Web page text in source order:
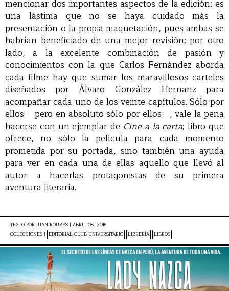
mencionar dos importantes aspectos de la edición: es
una lástima que no se haya cuidado más la
presentación o la propia maquetación, pues ambas se
habrían beneficiado de una mejor revisión; por otro
lado, a la excelente combinación de pasión y
conocimientos con la que Carlos Fernández aborda
cada filme hay que sumar los maravillosos carteles
diseñados por Álvaro González Hernanz para
acompañar cada uno de los veinte capítulos. Sólo por
ellos —pero en absoluto sólo por ellos—, vale la pena
hacerse con un ejemplar de Cine a la carta; libro que
ofrece, no sólo la película para cada momento
prometida por su portada, sino también una ayuda
para ver en cada una de ellas aquello que llevó al
autor a hacerlas protagonistas de su primera
aventura literaria.
TEXTO POR JUAN ROURES | ABRIL 08, 2016
COLECCIONES | EDITORIAL CLUB UNIVERSITARIO LIBRERÍA LIBROS